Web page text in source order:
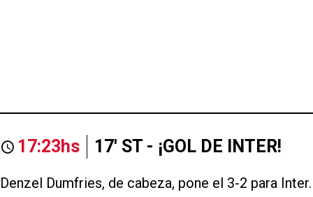
17:23hs 17' ST - ¡GOL DE INTER!
Denzel Dumfries, de cabeza, pone el 3-2 para Inter.